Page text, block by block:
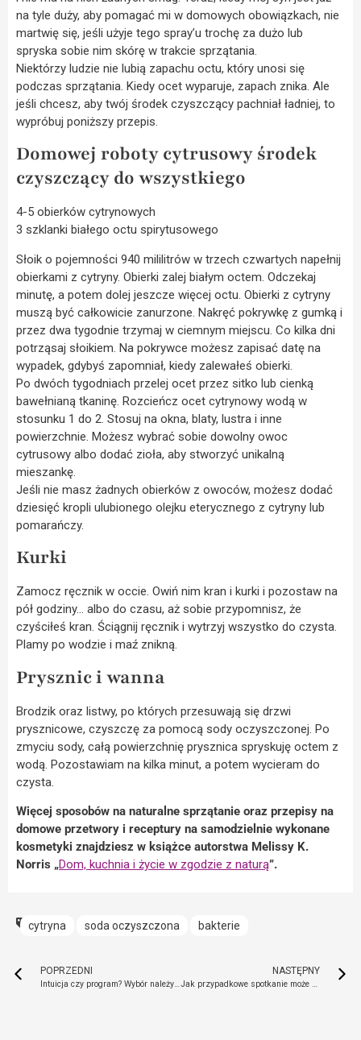
na tyle duży, aby pomagać mi w domowych obowiązkach, nie
martwię się, jeśli użyje tego spray’u trochę za dużo lub
spryska sobie nim skórę w trakcie sprzątania.
Niektórzy ludzie nie lubią zapachu octu, który unosi się
podczas sprzątania. Kiedy ocet wyparuje, zapach znika. Ale
jeśli chcesz, aby twój środek czyszczący pachniał ładniej, to
wypróbuj poniższy przepis.
Domowej roboty cytrusowy środek
czyszczący do wszystkiego
4-5 obierków cytrynowych
3 szklanki białego octu spirytusowego
Słoik o pojemności 940 mililitrów w trzech czwartych napełnij
obierkami z cytryny. Obierki zalej białym octem. Odczekaj
minutę, a potem dolej jeszcze więcej octu. Obierki z cytryny
muszą być całkowicie zanurzone. Nakręć pokrywkę z gumką i
przez dwa tygodnie trzymaj w ciemnym miejscu. Co kilka dni
potrząsaj słoikiem. Na pokrywce możesz zapisać datę na
wypadek, gdybyś zapomniał, kiedy zalewałeś obierki.
Po dwóch tygodniach przelej ocet przez sitko lub cienką
bawełnianą tkaninę. Rozcieńcz ocet cytrynowy wodą w
stosunku 1 do 2. Stosuj na okna, blaty, lustra i inne
powierzchnie. Możesz wybrać sobie dowolny owoc
cytrusowy albo dodać zioła, aby stworzyć unikalną
mieszankę.
Jeśli nie masz żadnych obierków z owoców, możesz dodać
dziesięć kropli ulubionego olejku eterycznego z cytryny lub
pomarańczy.
Kurki
Zamocz ręcznik w occie. Owiń nim kran i kurki i pozostaw na
pół godziny… albo do czasu, aż sobie przypomnisz, że
czyściłeś kran. Ściągnij ręcznik i wytrzyj wszystko do czysta.
Plamy po wodzie i maź znikną.
Prysznic i wanna
Brodzik oraz listwy, po których przesuwają się drzwi
prysznicowe, czyszczę za pomocą sody oczyszczonej. Po
zmyciu sody, całą powierzchnię prysznica spryskuję octem z
wodą. Pozostawiam na kilka minut, a potem wycieram do
czysta.
Więcej sposobów na naturalne sprzątanie oraz przepisy na
domowe przetwory i receptury na samodzielnie wykonane
kosmetyki znajdziesz w książce autorstwa Melissy K.
Norris „Dom, kuchnia i życie w zgodzie z naturą”.
cytryna soda oczyszczona bakterie
POPRZEDNI
Intuicja czy program? Wybór należy do Ciebie
NASTĘPNY
Jak przypadkowe spotkanie może odmienić Twoje życie?